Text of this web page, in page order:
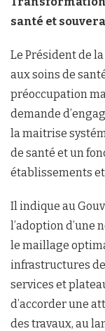
santé et
Le Président de
aux soins de
préoccupation
demande
la maitrise
de santé et un
établissements
Il indique au
l’adoption d’une
le maillage
infrastructures
services et
d’accorder une
des travaux, au